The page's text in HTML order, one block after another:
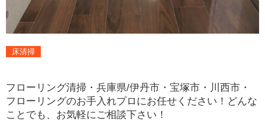
床清掃
フローリング清掃・兵庫県/伊丹市・宝塚市・川西市・
フローリングのお手入れプロにお任せください！どんな
ことでも、お気軽にご相談下さい！